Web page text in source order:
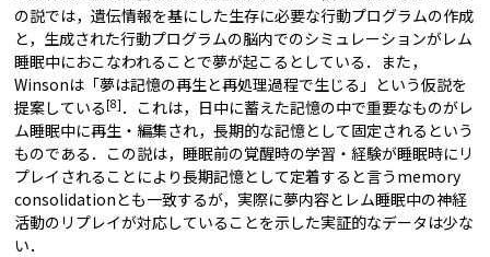
の説では，遺伝情報を基にした生存に必要な行動プログラムの作成
と，生成された行動プログラムの脳内でのシミュレーションがレム
睡眠中におこなわれることで夢が起こるとしている．また，
Winsonは「夢は記憶の再生と再処理過程で生じる」という仮説を
提案している [8] ．これは，日中に蓄えた記憶の中で重要なものがレ
ム睡眠中に再生・編集され，長期的な記憶として固定されるという
ものである．この説は，睡眠前の覚醒時の学習・経験が睡眠時にリ
プレイされることにより長期記憶として定着すると言うmemory
consolidationとも一致するが，実際に夢内容とレム睡眠中の神経
活動のリプレイが対応していることを示した実証的なデータは少な
い．